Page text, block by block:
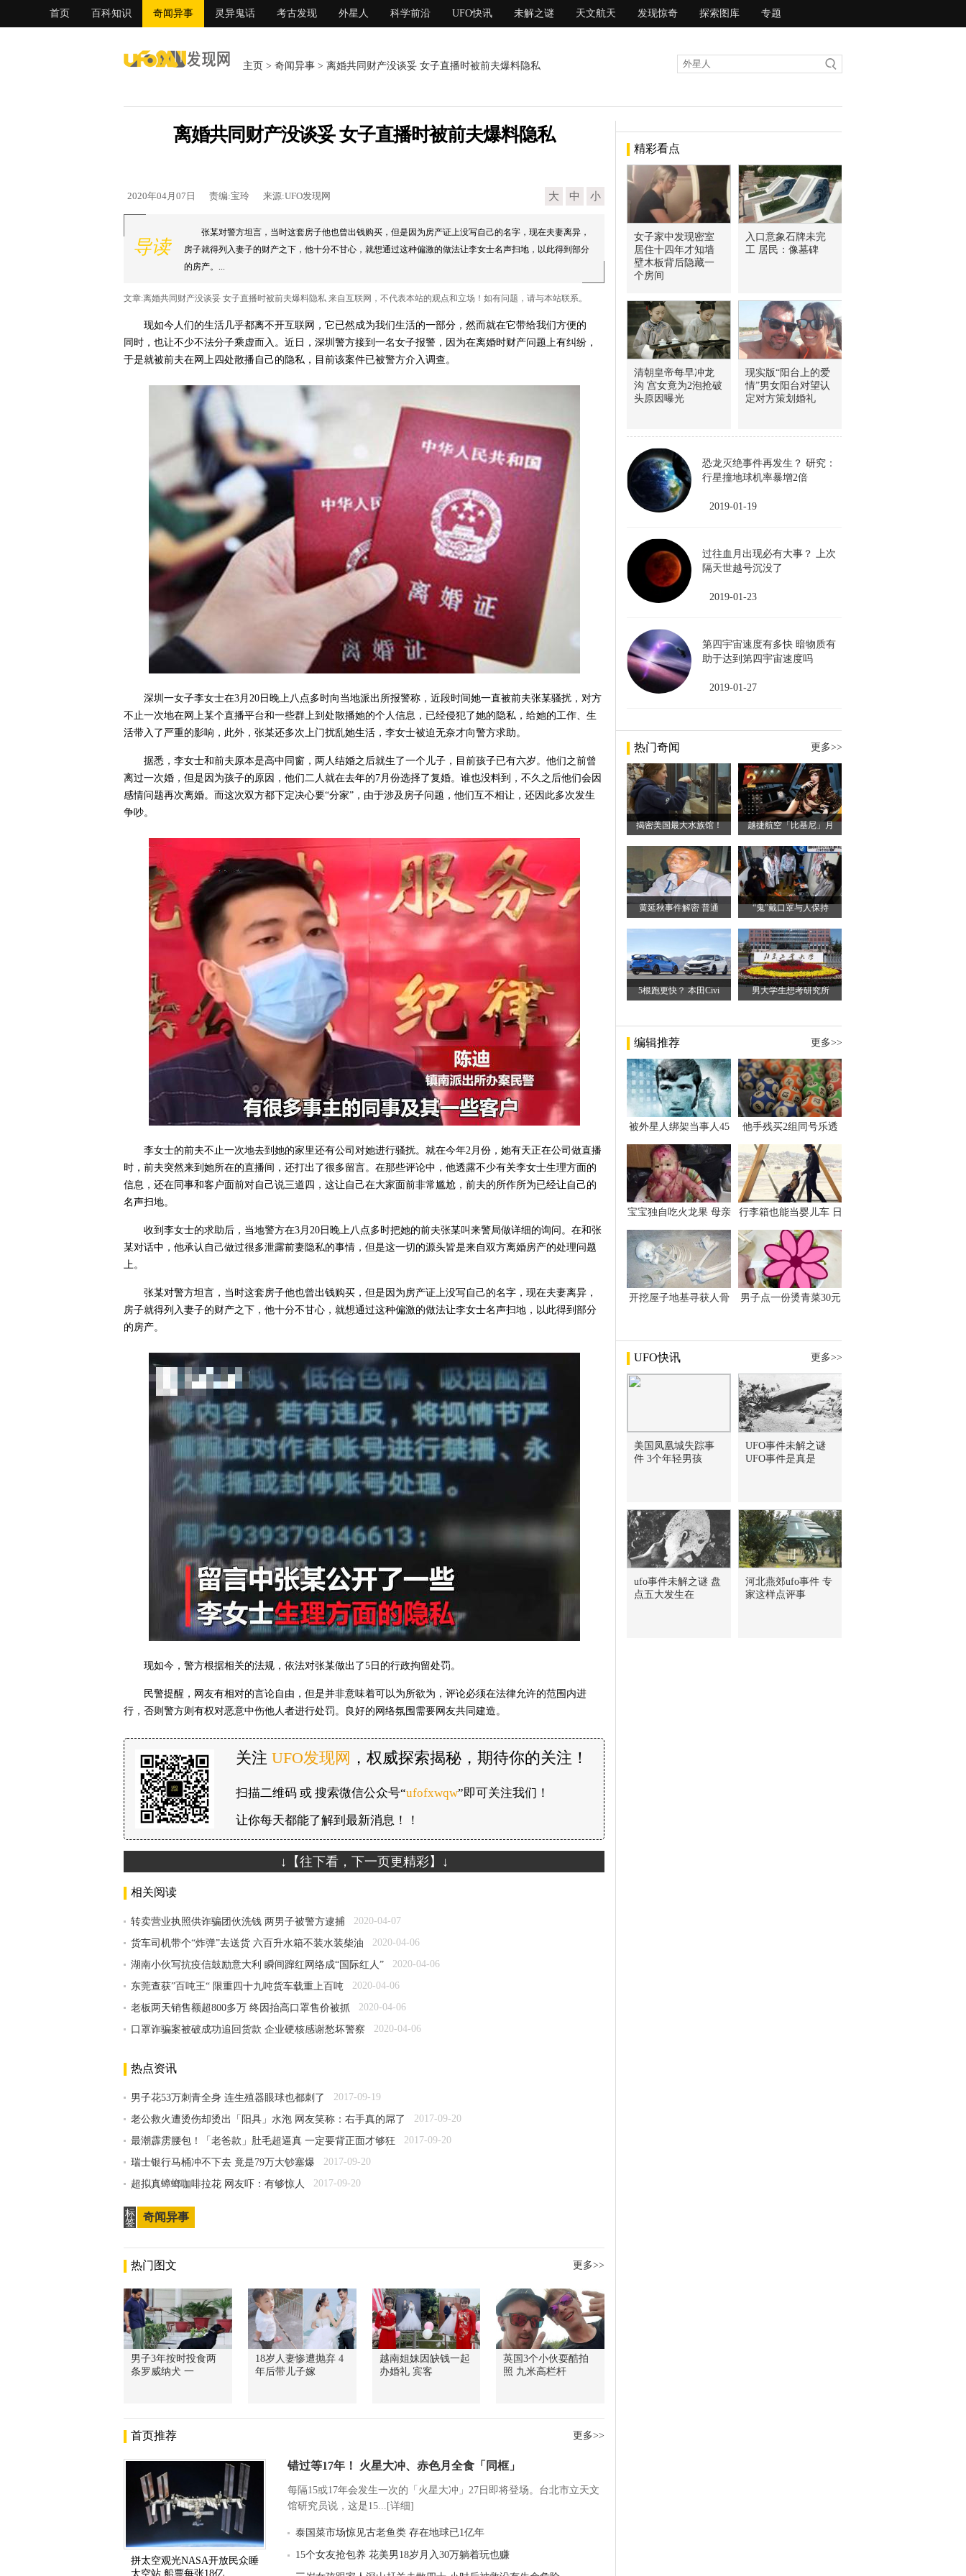
首页 百科知识 奇闻异事 灵异鬼话 考古发现 外星人 科学前沿 UFO快讯 未解之谜 天文航天 发现惊奇 探索图库 专题
主页 > 奇闻异事 > 离婚共同财产没谈妥 女子直播时被前夫爆料隐私
离婚共同财产没谈妥 女子直播时被前夫爆料隐私
2020年04月07日 责编:宝玲 来源:UFO发现网 大 中 小
导读
张某对警方坦言，当时这套房子他也曾出钱购买，但是因为房产证上没写自己的名字，现在夫妻离异，
房子就得列入妻子的财产之下，他十分不甘心，就想通过这种偏激的做法让李女士名声扫地，以此得到部分
的房产。...
文章:离婚共同财产没谈妥 女子直播时被前夫爆料隐私 来自互联网，不代表本站的观点和立场！如有问题，请与本站联系。
现如今人们的生活几乎都离不开互联网，它已然成为我们生活的一部分，然而就在它带给我们方便的
同时，也让不少不法分子乘虚而入。近日，深圳警方接到一名女子报警，因为在离婚时财产问题上有纠纷，
于是就被前夫在网上四处散播自己的隐私，目前该案件已被警方介入调查。
深圳一女子李女士在3月20日晚上八点多时向当地派出所报警称，近段时间她一直被前夫张某骚扰，对方
不止一次地在网上某个直播平台和一些群上到处散播她的个人信息，已经侵犯了她的隐私，给她的工作、生
活带入了严重的影响，此外，张某还多次上门扰乱她生活，李女士被迫无奈才向警方求助。
据悉，李女士和前夫原本是高中同窗，两人结婚之后就生了一个儿子，目前孩子已有六岁。他们之前曾
离过一次婚，但是因为孩子的原因，他们二人就在去年的7月份选择了复婚。谁也没料到，不久之后他们会因
感情问题再次离婚。而这次双方都下定决心要“分家”，由于涉及房子问题，他们互不相让，还因此多次发生
争吵。
李女士的前夫不止一次地去到她的家里还有公司对她进行骚扰。就在今年2月份，她有天正在公司做直播
时，前夫突然来到她所在的直播间，还打出了很多留言。在那些评论中，他透露不少有关李女士生理方面的
信息，还在同事和客户面前对自己说三道四，这让自己在大家面前非常尴尬，前夫的所作所为已经让自己的
名声扫地。
收到李女士的求助后，当地警方在3月20日晚上八点多时把她的前夫张某叫来警局做详细的询问。在和张
某对话中，他承认自己做过很多泄露前妻隐私的事情，但是这一切的源头皆是来自双方离婚房产的处理问题
上。
张某对警方坦言，当时这套房子他也曾出钱购买，但是因为房产证上没写自己的名字，现在夫妻离异，
房子就得列入妻子的财产之下，他十分不甘心，就想通过这种偏激的做法让李女士名声扫地，以此得到部分
的房产。
现如今，警方根据相关的法规，依法对张某做出了5日的行政拘留处罚。
民警提醒，网友有相对的言论自由，但是并非意味着可以为所欲为，评论必须在法律允许的范围内进
行，否则警方则有权对恶意中伤他人者进行处罚。良好的网络氛围需要网友共同建造。
关注 UFO发现网 ，权威探索揭秘，期待你的关注！
扫描二维码 或 搜索微信公众号“ufofxwqw”即可关注我们！
让你每天都能了解到最新消息！！
↓【往下看，下一页更精彩】↓
相关阅读
转卖营业执照供诈骗团伙洗钱 两男子被警方逮捕 2020-04-07
货车司机带个“炸弹”去送货 六百升水箱不装水装柴油 2020-04-06
湖南小伙写抗疫信鼓励意大利 瞬间蹿红网络成“国际红人” 2020-04-06
东莞查获”百吨王“ 限重四十九吨货车载重上百吨 2020-04-06
老板两天销售额超800多万 终因抬高口罩售价被抓 2020-04-06
口罩诈骗案被破成功追回货款 企业硬核感谢愁坏警察 2020-04-06
热点资讯
男子花53万刺青全身 连生殖器眼球也都刺了 2017-09-19
老公救火遭烫伤却烫出「阳具」水泡 网友笑称：右手真的屌了 2017-09-20
最潮霹雳腰包！「老爸款」肚毛超逼真 一定要背正面才够狂 2017-09-20
瑞士银行马桶冲不下去 竟是79万大钞塞爆 2017-09-20
超拟真蟑螂咖啡拉花 网友吓：有够惊人 2017-09-20
标
签
奇闻异事
热门图文 更多>>
男子3年按时投食两
条罗威纳犬 一
18岁人妻惨遭抛弃 4
年后带儿子嫁
越南姐妹因缺钱一起
办婚礼 宾客
英国3个小伙耍酷拍
照 九米高栏杆
首页推荐 更多>>
拼太空观光NASA开放民众睡
太空站 船票每张18亿
错过等17年！ 火星大冲、赤色月全食「同框」
每隔15或17年会发生一次的「火星大冲」27日即将登场。台北市立天文
馆研究员说，这是15...[详细]
泰国菜市场惊见古老鱼类 存在地球已1亿年
15个女友抢包养 花美男18岁月入30万躺着玩也赚
精彩看点
​女子家中发现密室
居住十四年才知墙
壁木板背后隐藏一
个房间
入口意象石牌未完
工 居民：像墓碑
清朝皇帝每早冲龙
沟 宫女竟为2泡抢破
头原因曝光
现实版“阳台上的爱
情”男女阳台对望认
定对方策划婚礼
恐龙灭绝事件再发生？ 研究：
行星撞地球机率暴增2倍
2019-01-19
过往血月出现必有大事？ 上次
隔天世越号沉没了
2019-01-23
第四宇宙速度有多快 暗物质有
助于达到第四宇宙速度吗
2019-01-27
热门奇闻 更多>>
揭密美国最大水族馆！ 越捷航空「比基尼」月
黄延秋事件解密 普通 “鬼”戴口罩与人保持
5根跑更快？ 本田Civi 男大学生想考研究所
编辑推荐 更多>>
被外星人绑架当事人45
斯卡古拉事件
他手残买2组同号乐透
万
宝宝独自吃火龙果 母亲
行李箱也能当婴儿车 日
开挖屋子地基寻获人骨
男子点一份烫青菜30元
UFO快讯 更多>>
美国凤凰城失踪事
件 3个年轻男孩
UFO事件未解之谜
UFO事件是真是
ufo事件未解之谜 盘
点五大发生在
河北燕郊ufo事件 专
家这样点评事